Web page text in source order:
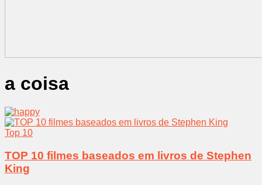
a coisa
Top 10
TOP 10 filmes baseados em livros de Stephen
King